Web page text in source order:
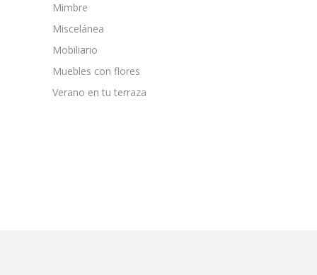
Mimbre
Miscelánea
Mobiliario
Muebles con flores
Verano en tu terraza